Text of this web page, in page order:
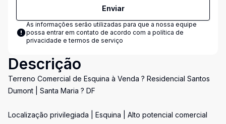
Enviar
As informações serão utilizadas para que a nossa equipe
possa entrar em contato de acordo com a política de
privacidade e termos de serviço
Descrição
Terreno Comercial de Esquina à Venda ? Residencial Santos
Dumont | Santa Maria ? DF
Localização privilegiada | Esquina | Alto potencial comercial